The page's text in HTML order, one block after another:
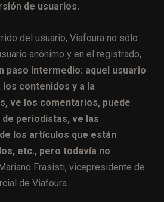
de usuarios.
del usuario, Viafoura no sólo
anónimo y en el registrado,
paso intermedio: aquel usuario
contenidos y a la
ve los comentarios, puede
periodistas, ve las
los artículos que están
etc., pero todavía no
Frasisti, vicepresidente de
de Viafoura.